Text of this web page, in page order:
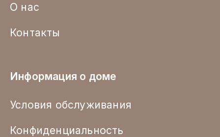
О нас
Контакты
Информация о доме
Условия обслуживания
Конфиденциальность